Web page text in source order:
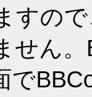
すの
せん
で